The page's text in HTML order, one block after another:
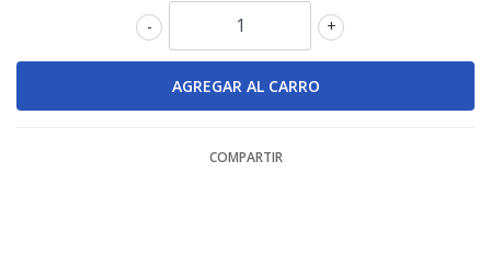
+
-
COMPARTIR